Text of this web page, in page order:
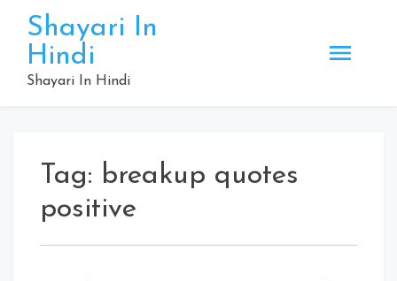
content
Shayari In
Hindi
Shayari In Hindi
Tag: breakup quotes
positive